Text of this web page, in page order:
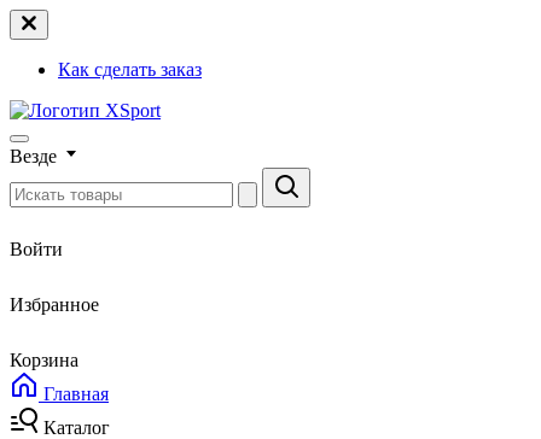
Как сделать заказ
Везде
Войти
Избранное
Корзина
Главная
Каталог